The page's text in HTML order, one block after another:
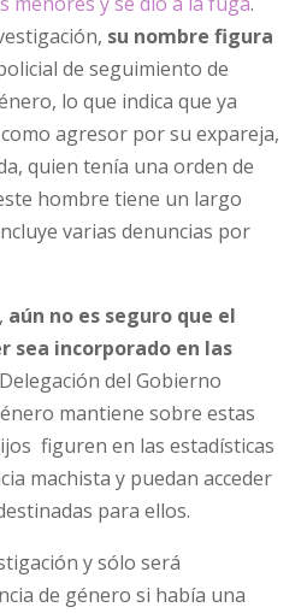
su nombre figura
de seguimiento de
lo que indica que ya
agresor por su expareja,
quien tenía una orden de
hombre tiene un largo
varias denuncias por
aún no es seguro que el
sea incorporado en las
del Gobierno
mantiene sobre estas
figuren en las estadísticas
machista y puedan acceder
para ellos.
y sólo será
de género si había una